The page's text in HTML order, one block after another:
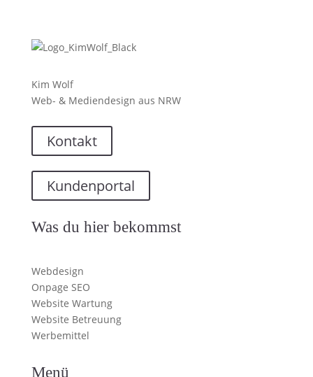
Kim Wolf
Web- & Mediendesign aus NRW
Kontakt
Kundenportal
Was du hier bekommst
Webdesign
Onpage SEO
Website Wartung
Website Betreuung
Werbemittel
Menü